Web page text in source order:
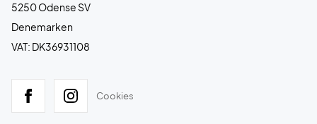
5250 Odense SV
Denemarken
VAT: DK36931108
Cookies